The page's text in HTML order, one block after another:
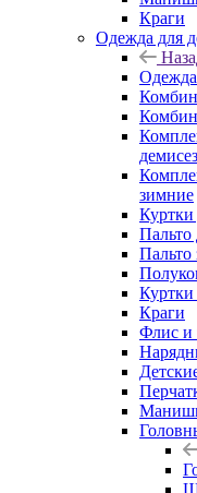
Краги
Одежда для
Одежда
зимние
Куртки
Пальто
Пальто
Краги
Флис и